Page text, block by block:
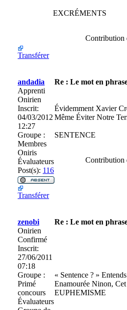
EXCRÉMENTS
Contribution
Transférer
andadia Re : Le mot en
Apprenti
Onirien
Inscrit:
04/03/2012
12:27
Groupe :
Membres
Oniris
Évaluateurs
Post(s): 116
Évidemment Xavier
Même Éviter Notre
SENTENCE
Contribution
Transférer
zenobi Re : Le mot en
Onirien
Confirmé
Inscrit:
27/06/2011
07:18
Groupe :
Primé
concours
Évaluateurs
« Sentence ? »
Enamourée Ninon,
EUPHEMISME